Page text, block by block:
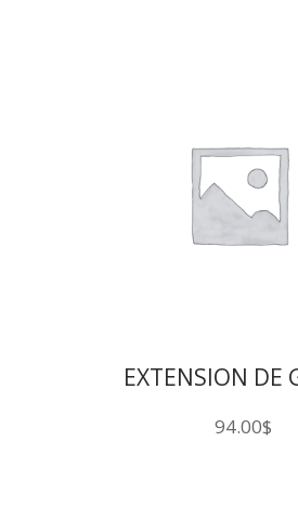
EXTENSION DE
94.00$